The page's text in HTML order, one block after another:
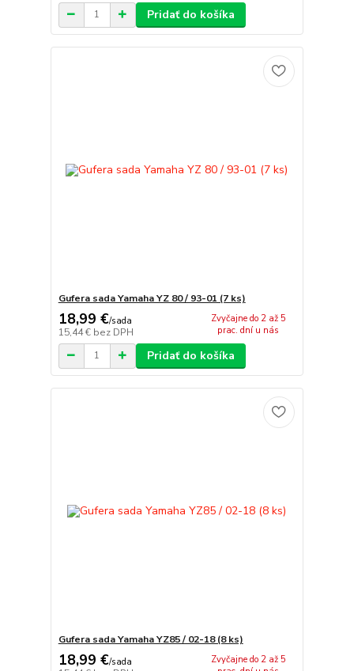
Pridať do košíka
Gufera sada Yamaha YZ 80 / 93-01 (7 ks)
18,99 €/sada
15,44 € bez DPH
Zvyčajne do 2 až 5
prac. dní u nás
Pridať do košíka
Gufera sada Yamaha YZ85 / 02-18 (8 ks)
18,99 €/sada
Zvyčajne do 2 až 5